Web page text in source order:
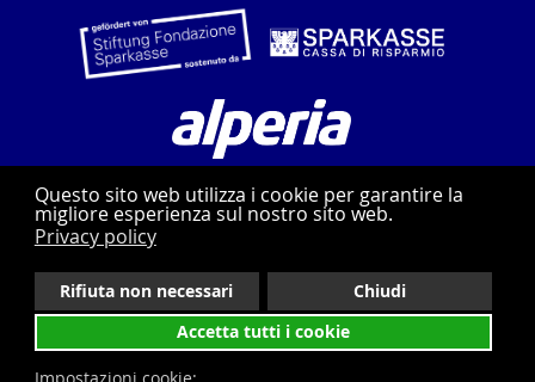
Questo sito web utilizza i cookie per garantire la
migliore esperienza sul nostro sito web.
Privacy policy
Rifiuta non necessari
Chiudi
Accetta tutti i cookie
Privacy Whistleblowing
Contatti
web agency: pixxelfactory.net